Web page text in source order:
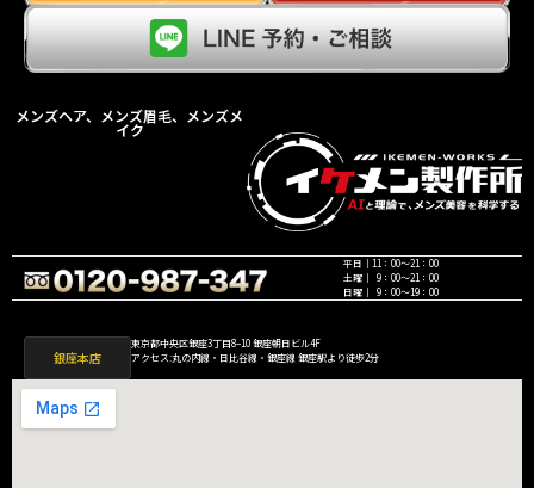
メンズヘア、メンズ眉毛、メンズメ
イク
平日｜11：00〜21：00
土曜｜ 9：00〜21：00
日曜｜ 9：00〜19：00
銀座本店
東京都中央区銀座3丁目8−10 銀座朝日ビル4F
アクセス:丸の内線・日比谷線・銀座線 銀座駅より徒歩2分